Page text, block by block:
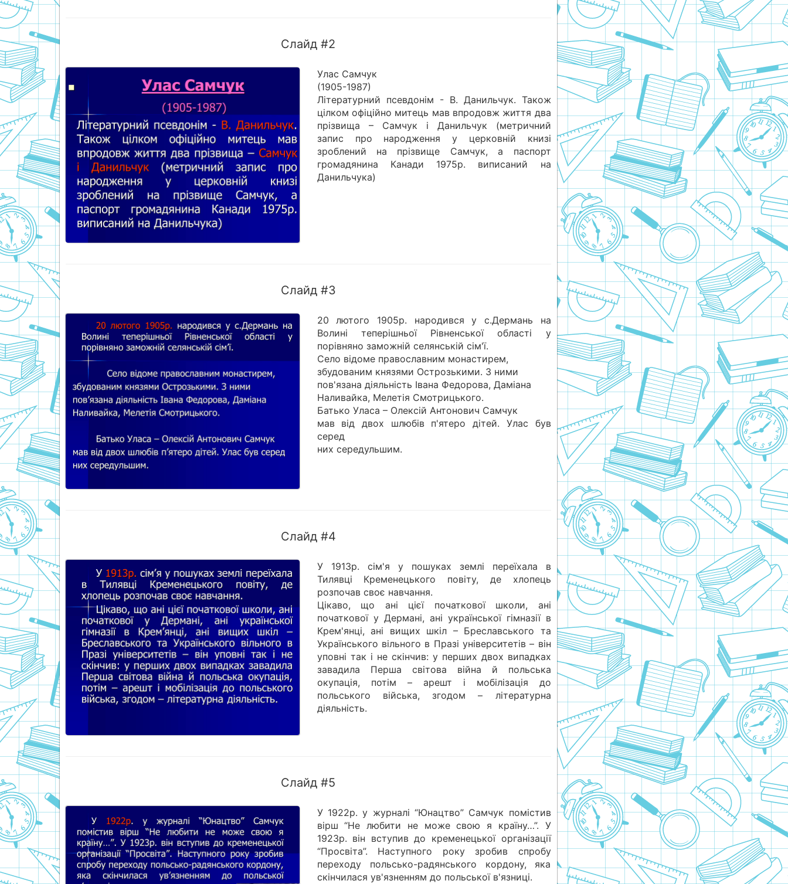
Слайд #2
Улас Самчук
(1905-1987)
Літературний псевдонім - В. Данильчук. Також
цілком офіційно митець мав впродовж життя два
прізвища – Самчук і Данильчук (метричний
запис про народження у церковній книзі
зроблений на прізвище Самчук, а паспорт
громадянина Канади 1975р. виписаний на
Данильчука)
Слайд #3
20 лютого 1905р. народився у с.Дермань на
Волині теперішньої Рівненської області у
порівняно заможній селянській сім'ї.
Село відоме православним монастирем,
збудованим князями Острозькими. З ними
пов'язана діяльність Івана Федорова, Даміана
Наливайка, Мелетія Смотрицького.
Батько Уласа – Олексій Антонович Самчук
мав від двох шлюбів п'ятеро дітей. Улас був
серед
них середульшим.
Слайд #4
У 1913р. сім'я у пошуках землі переїхала в
Тилявці Кременецького повіту, де хлопець
розпочав своє навчання.
Цікаво, що ані цієї початкової школи, ані
початкової у Дермані, ані української гімназії в
Крем'янці, ані вищих шкіл – Бреславського та
Українського вільного в Празі університетів – він
уповні так і не скінчив: у перших двох випадках
завадила Перша світова війна й польська
окупація, потім – арешт і мобілізація до
польського війська, згодом – літературна
діяльність.
Слайд #5
У 1922р. у журналі “Юнацтво” Самчук помістив
вірш “Не любити не може свою я країну…”. У
1923р. він вступив до кременецької організації
“Просвіта”. Наступного року зробив спробу
переходу польсько-радянського кордону, яка
скінчилася ув'язненням до польської в'язниці.